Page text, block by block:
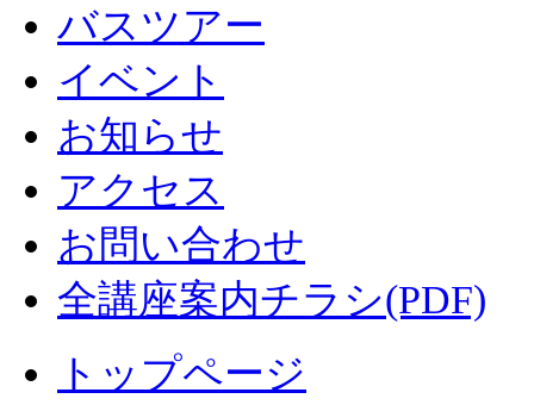
バスツアー
イベント
お知らせ
アクセス
お問い合わせ
全講座案内チラシ(PDF)
トップページ